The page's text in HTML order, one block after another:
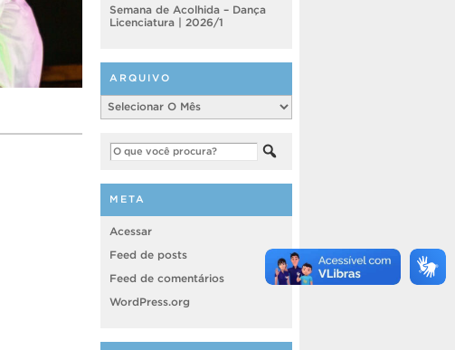
Semana de Acolhida – Dança
Licenciatura | 2026/1
ARQUIVO
Arquivo
META
Acessar
Feed de posts
Feed de comentários
WordPress.org